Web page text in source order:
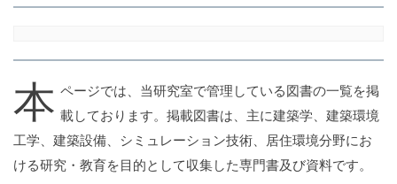
本 ページでは、当研究室で管理している図書の一覧を掲
載しております。掲載図書は、主に建築学、建築環境
工学、建築設備、シミュレーション技術、居住環境分野にお
ける研究・教育を目的として収集した専門書及び資料です。